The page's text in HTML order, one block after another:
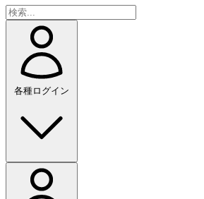
各種ログイン